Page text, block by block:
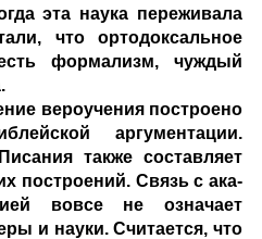
эта наука переживала
что ортодоксальное
формализм, чуждый
вероучения построено
аргументации.
также составляет
построений. Связь с ака-
вовсе не означает
и науки. Считается, что